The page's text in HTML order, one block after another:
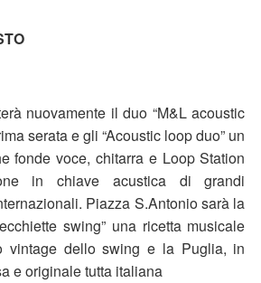
nuovamente il duo “M&L acoustic
serata e gli “Acoustic loop duo” un
fonde voce, chitarra e Loop Station
in chiave acustica di grandi
Piazza S.Antonio sarà la
swing” una ricetta musicale
vintage dello swing e la Puglia, in
e originale tutta italiana